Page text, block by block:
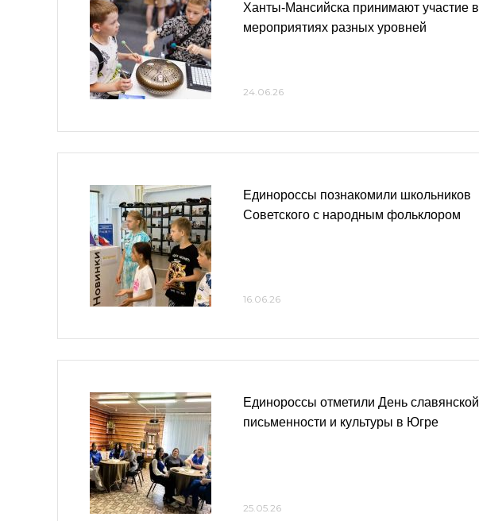
Ханты-Мансийска принимают участие в
мероприятиях разных уровней
24.06.26
Единороссы познакомили школьников
Советского с народным фольклором
16.06.26
Единороссы отметили День славянской
письменности и культуры в Югре
25.05.26